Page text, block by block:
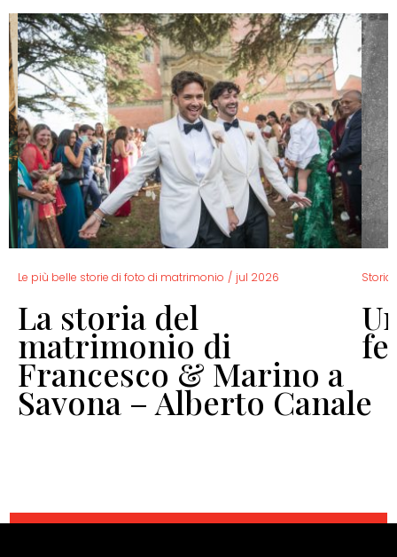
Le più belle storie di foto di matrimonio / jul 2026
La storia del
matrimonio di
Francesco & Marino a
Savona – Alberto Canale
Storia